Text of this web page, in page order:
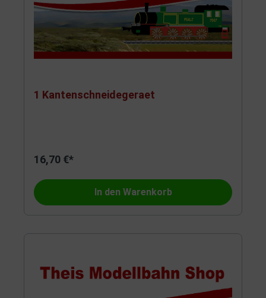
1 Kantenschneidegeraet
16,70 €*
In den Warenkorb